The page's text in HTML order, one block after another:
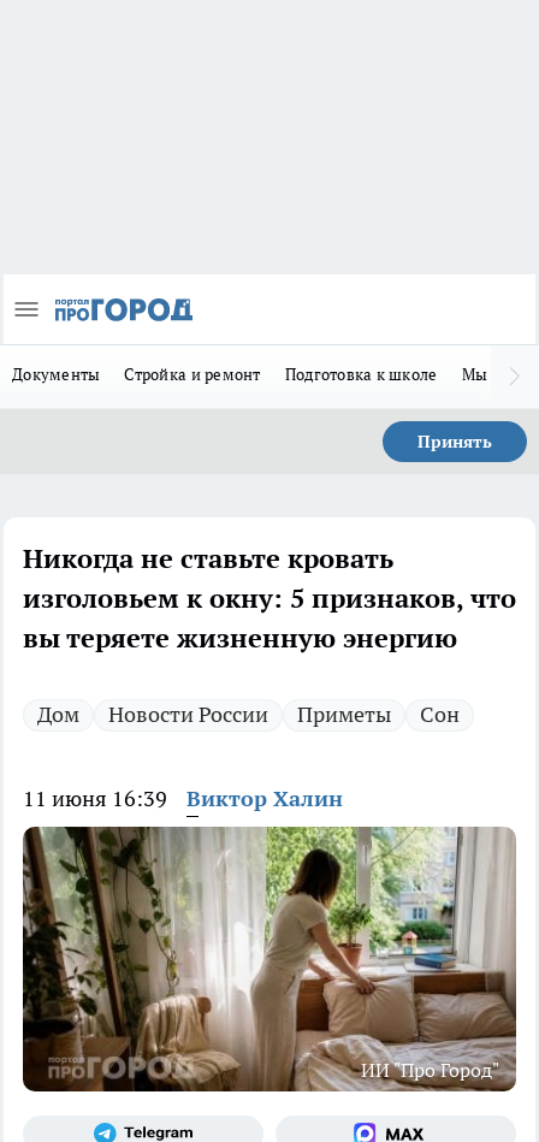
Документы Стройка и ремонт Подготовка к школе Мы в MAX
Принять
Никогда не ставьте кровать
изголовьем к окну: 5 признаков, что
вы теряете жизненную энергию
Дом Новости России Приметы Сон
11 июня 16:39 Виктор Халин
ИИ "Про Город"